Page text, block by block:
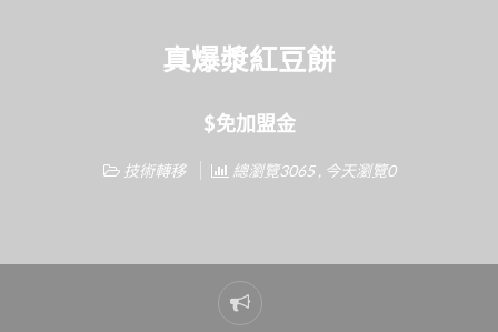
真爆漿紅豆餅
$免加盟金
技術轉移 總瀏覽3065 , 今天瀏覽0
Report